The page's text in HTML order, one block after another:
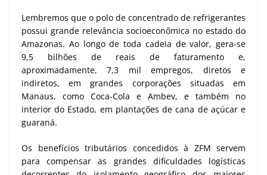
Lembremos que o polo de concentrado de refrigerantes
possui grande relevância socioeconômica no estado do
Amazonas. Ao longo de toda cadeia de valor, gera-se
9,5 bilhões de reais de faturamento e,
aproximadamente, 7,3 mil empregos, diretos e
indiretos, em grandes corporações situadas em
Manaus, como Coca-Cola e Ambev, e também no
interior do Estado, em plantações de cana de açúcar e
guaraná.
Os benefícios tributários concedidos à ZFM servem
para compensar as grandes dificuldades logísticas